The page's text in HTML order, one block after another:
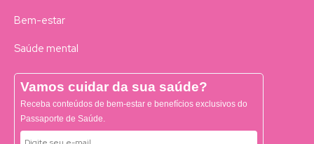
Bem-estar
Saúde mental
Vamos cuidar da sua saúde?
Receba conteúdos de bem-estar e benefícios exclusivos do
Passaporte de Saúde.